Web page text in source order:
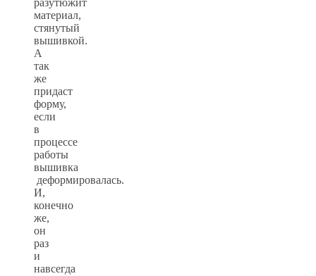
материал,
стянутый
вышивкой.
А
так
же
придаст
форму,
если
в
процессе
работы
вышивка
деформировалась.
И,
конечно
же,
он
раз
и
навсегда